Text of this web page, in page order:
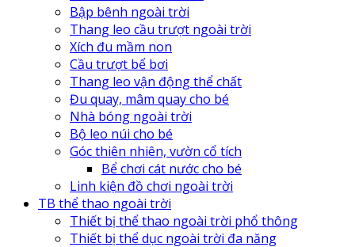
Bập bênh ngoài trời
Thang leo cầu trượt ngoài trời
Xích đu mầm non
Cầu trượt bể bơi
Thang leo vận động thể chất
Đu quay, mâm quay cho bé
Nhà bóng ngoài trời
Bộ leo núi cho bé
Góc thiên nhiên, vườn cổ tích
Bể chơi cát nước cho bé
Linh kiện đồ chơi ngoài trời
TB thể thao ngoài trời
Thiết bị thể thao ngoài trời phổ thông
Thiết bị thể dục ngoài trời đa năng